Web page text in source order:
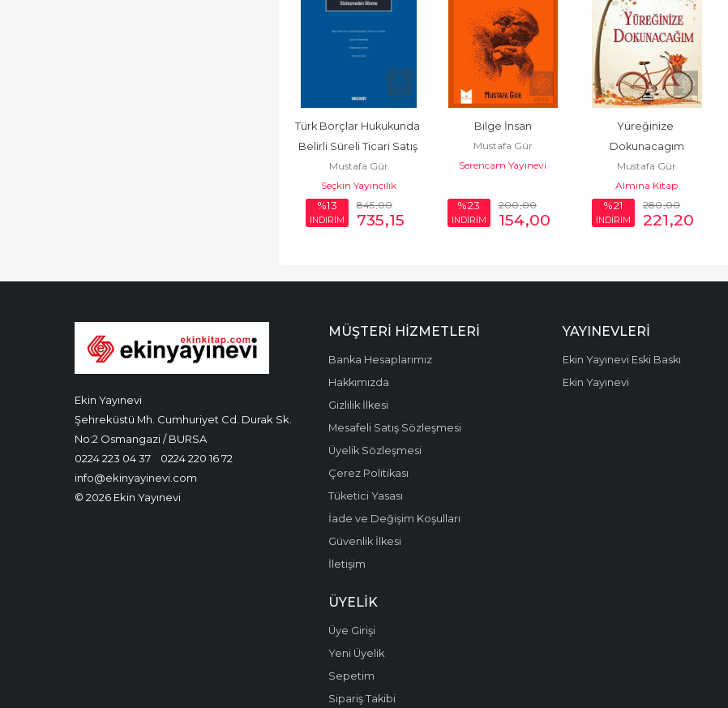
Türk Borçlar Hukukunda
Belirli Süreli Ticari Satış
Sözleşmesinde...
Mustafa Gür
Seçkin Yayıncılık
%13
İNDİRİM
845,00
735,15
Bilge İnsan
Mustafa Gür
Serencam Yayınevi
%23
İNDİRİM
200,00
154,00
Yüreğinize
Dokunacagım
Mustafa Gür
Almina Kitap
%21
İNDİRİM
280,00
221,20
Ekin Yayınevi
Şehreküstü Mh. Cumhuriyet Cd. Durak Sk.
No:2 Osmangazi / BURSA
0224 223 04 37
0224 220 16 72
info@ekinyayinevi.com
© 2026 Ekin Yayınevi
MÜŞTERI HIZMETLERI
Banka Hesaplarımız
Hakkımızda
Gizlilik İlkesi
Mesafeli Satış Sözleşmesi
Üyelik Sözleşmesi
Çerez Politikası
Tüketici Yasası
İade ve Değişim Koşulları
Güvenlik İlkesi
İletişim
YAYINEVLERI
Ekin Yayınevi Eski Baskı
Ekin Yayınevi
ÜYELIK
Üye Girişi
Yeni Üyelik
Sepetim
Sipariş Takibi